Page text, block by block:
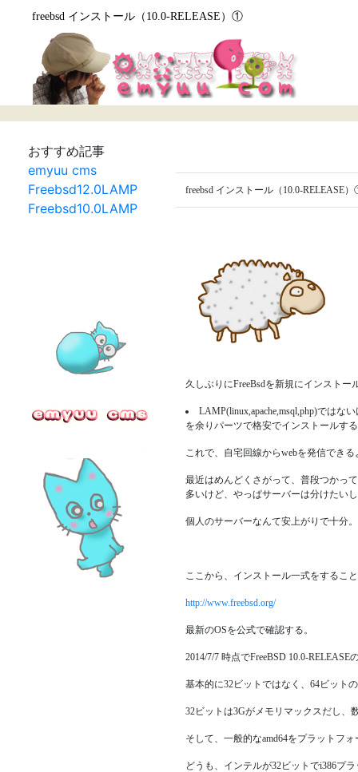
freebsd インストール（10.0-RELEASE）①
おすすめ記事
emyuu cms
Freebsd12.0LAMP
Freebsd10.0LAMP
freebsd インストール（10.0-RELEASE
久しぶりにFreeBsdを新規にインストー
LAMP(linux,apache,msql,php)ではな
を余りパーツで格安でインストールす
これで、自宅回線からwebを発信できる
最近はめんどくさがって、普段つかっ
多いけど、やっぱサーバーは分けたい
個人のサーバーなんて安上がりで十分
ここから、インストール一式をするこ
http://www.freebsd.org/
最新のOSを公式で確認する。
2014/7/7 時点でFreeBSD 10.0-RELEASE
基本的に32ビットではなく、64ビット
32ビットは3Gがメモリマックスだし、
そして、一般的なamd64をプラットフ
どうも、インテルが32ビットでi386プ